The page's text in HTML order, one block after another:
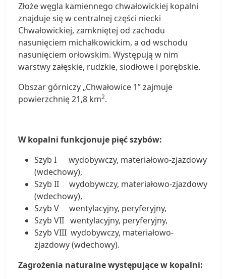
Złoże węgla kamiennego chwałowickiej kopalni
znajduje się w centralnej części niecki
Chwałowickiej, zamkniętej od zachodu
nasunięciem michałkowickim, a od wschodu
nasunięciem orłowskim. Występują w nim
warstwy załęskie, rudzkie, siodłowe i porębskie.
Obszar górniczy „Chwałowice 1” zajmuje
powierzchnię 21,8 km2.
W kopalni funkcjonuje pięć szybów:
Szyb I wydobywczy, materiałowo-zjazdowy
(wdechowy),
Szyb II wydobywczy, materiałowo-zjazdowy
(wdechowy),
Szyb V wentylacyjny, peryferyjny,
Szyb VII wentylacyjny, peryferyjny,
Szyb VIII wydobywczy, materiałowo-
zjazdowy (wdechowy).
Zagrożenia naturalne występujące w kopalni: